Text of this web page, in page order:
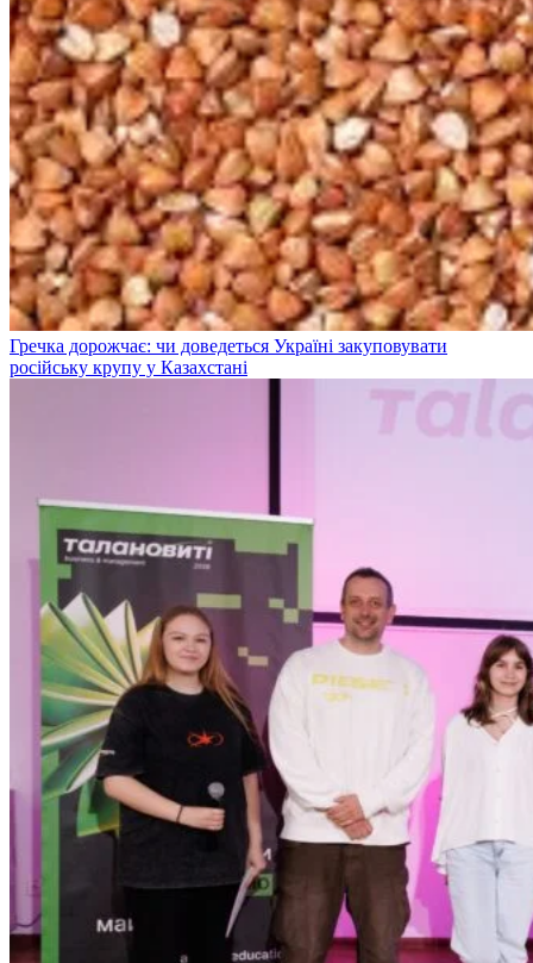
Гречка дорожчає: чи доведеться Україні закуповувати
російську крупу у Казахстані